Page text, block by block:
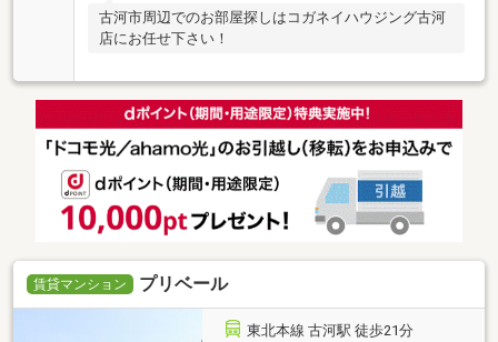
古河市周辺でのお部屋探しはコガネイハウジング古河
店にお任せ下さい！
賃貸マンション プリベール
東北本線 古河駅 徒歩21分